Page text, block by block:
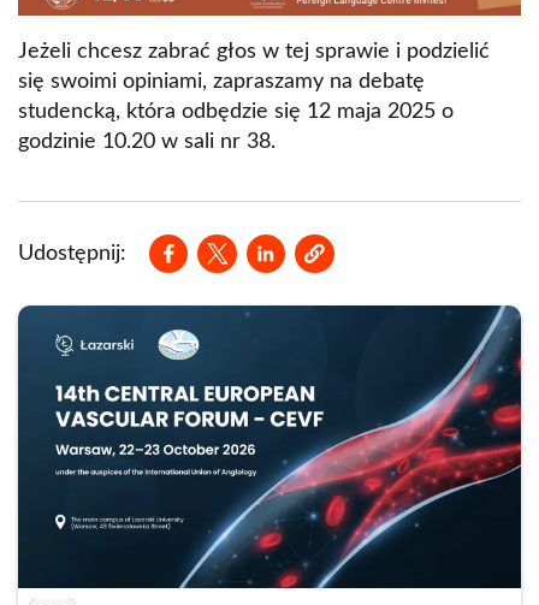
Jeżeli chcesz zabrać głos w tej sprawie i podzielić
się swoimi opiniami, zapraszamy na debatę
studencką, która odbędzie się 12 maja 2025 o
godzinie 10.20 w sali nr 38.
Udostępnij:
Opens in a new window
Opens in a new window
Opens in a new window